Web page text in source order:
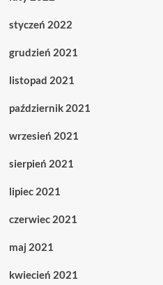
styczeń 2022
grudzień 2021
listopad 2021
październik 2021
wrzesień 2021
sierpień 2021
lipiec 2021
czerwiec 2021
maj 2021
kwiecień 2021